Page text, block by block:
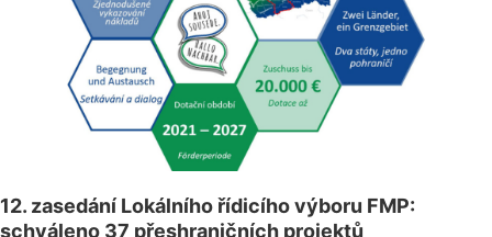
12. zasedání Lokálního řídicího výboru FMP:
schváleno 37 přeshraničních projektů